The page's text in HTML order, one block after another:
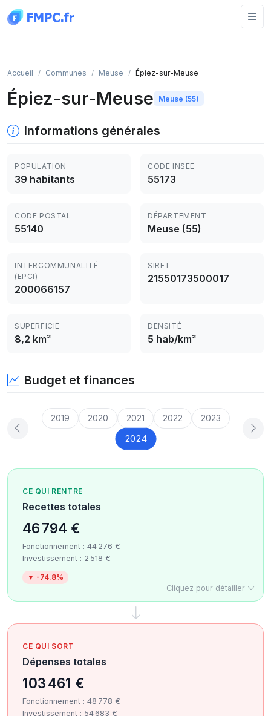
Accueil Communes Meuse Épiez-sur-Meuse
Épiez-sur-Meuse Meuse (55)
Informations générales
POPULATION
39 habitants
CODE INSEE
55173
CODE POSTAL
55140
DÉPARTEMENT
Meuse (55)
INTERCOMMUNALITÉ
(EPCI)
200066157
SIRET
21550173500017
SUPERFICIE
8,2 km²
DENSITÉ
5 hab/km²
Budget et finances
2019 2020 2021 2022 2023
2024
CE QUI RENTRE
Recettes totales
46 794 €
Fonctionnement : 44 276 €
Investissement : 2 518 €
▼ -74.8%
Cliquez pour détailler
CE QUI SORT
Dépenses totales
103 461 €
Fonctionnement : 48 778 €
Investissement : 54 683 €
Panneau de gestion des cookies